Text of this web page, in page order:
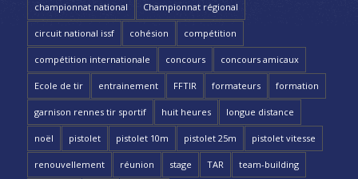
championnat national Championnat régional
circuit national issf cohésion compétition
compétition internationale concours concours amicaux
Ecole de tir entrainement FFTIR formateurs formation
garnison rennes tir sportif huit heures longue distance
noël pistolet pistolet 10m pistolet 25m pistolet vitesse
renouvellement réunion stage TAR team-building